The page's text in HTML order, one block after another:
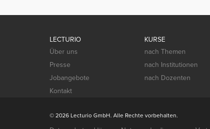
LECTURIO
Über uns
Presse
Jobangebote
Kontakt
KURSE
nach Themen
nach Institutionen
nach Dozenten
© 2026 Lecturio GmbH. Alle Rechte vorbehalten.